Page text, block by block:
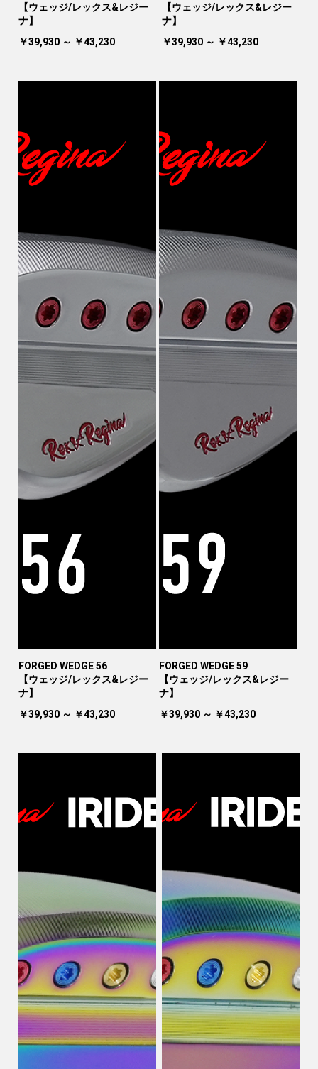
【ウェッジ/レックス&レジー
ナ】
￥39,930 ～ ￥43,230
【ウェッジ/レックス&レジー
ナ】
￥39,930 ～ ￥43,230
FORGED WEDGE 56
【ウェッジ/レックス&レジー
ナ】
￥39,930 ～ ￥43,230
FORGED WEDGE 59
【ウェッジ/レックス&レジー
ナ】
￥39,930 ～ ￥43,230